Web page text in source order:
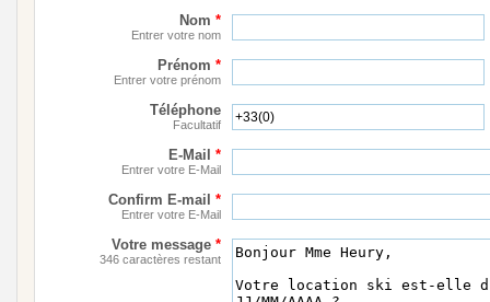
Nom *
Entrer votre nom
Prénom *
Entrer votre prénom
Téléphone
Facultatif
E-Mail *
Entrer votre E-Mail
Confirm E-mail *
Entrer votre E-Mail
Votre message *
346 caractères restant